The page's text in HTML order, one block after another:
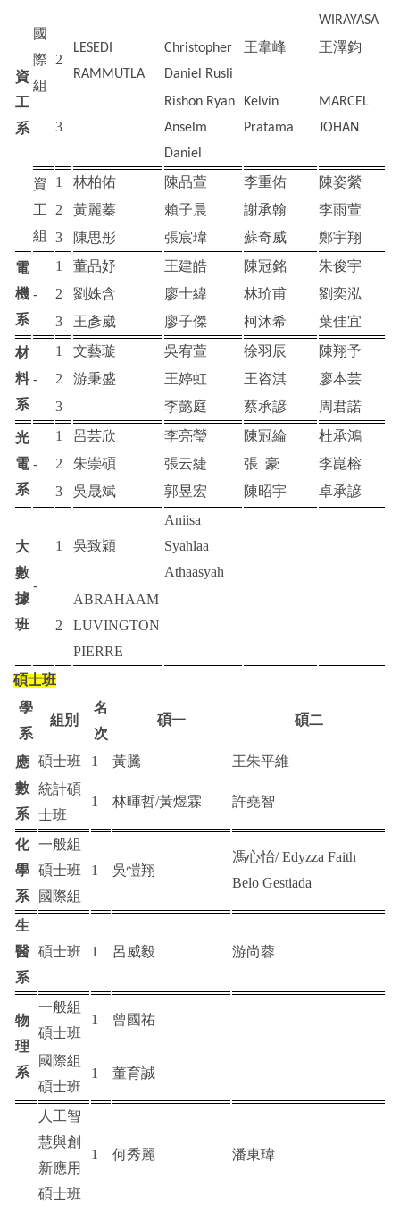
資
工
系
國
際
組
WIRAYASA
2
LESEDI
RAMMUTLA
Christopher
Daniel Rusli
王韋峰 王澤鈞
3
Rishon Ryan
Anselm
Daniel
Kelvin
Pratama
MARCEL
JOHAN
資
工
組
1 林柏佑 陳品萱 李重佑
陳姿縈
2
黃麗蓁 賴子晨 謝承翰
李雨萱
3
陳思彤 張宸瑋 蘇奇威
鄭宇翔
電
機
系
-
1 董品妤 王建皓 陳冠銘
朱俊宇
2
劉姝含 廖士緯 林玠甫
劉奕泓
3
王彥崴 廖子傑 柯沐希 葉佳宜
材
料
系
-
1 文藝璇 吳宥萱 徐羽辰
陳翔予
2
游秉盛 王婷虹 王咨淇
廖本芸
3
李懿庭 蔡承諺 周君諾
光
電
系
-
1 呂芸欣 李亮瑩 陳冠綸
杜承鴻
2
朱崇碩 張云緁 張 豪
李崑榕
3
吳晟斌 郭昱宏 陳昭宇 卓承諺
大
數
據
班
-
1 吳致穎
Aniisa
Syahlaa
Athaasyah
2
ABRAHAAM
LUVINGTON
PIERRE
碩士班
學
系
組別
名
次
碩一 碩二
應
數
系
碩士班 1 黃騰
王朱平維
統計碩
士班
1 林暉哲/黃煜霖 許堯智
化
學
系
一般組
碩士班
國際組
1 吳愷翔
馮心怡/ Edyzza Faith
Belo Gestiada
生
醫
系
碩士班 1 呂威毅 游尚蓉
物
理
系
一般組
碩士班
1 曾國祐
國際組
碩士班
1 董育誠
人工智
慧與創
新應用
碩士班
1 何秀麗 潘東瑋